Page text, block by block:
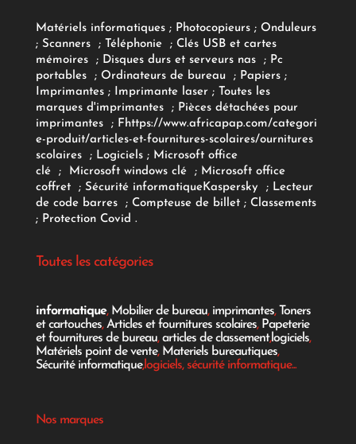
Matériels informatiques; Photocopieurs; Onduleurs
; Scanners ; Téléphonie ; Clés USB et cartes
mémoires
; Disques durs et serveurs nas ; Pc
portables
; Ordinateurs de bureau ; Papiers;
Imprimantes;Imprimante laser; Toutes les
marques d'imprimantes
; Pièces détachées pour
imprimantes
; Fhttps://www.africapap.com/categori
e-produit/articles-et-fournitures-scolaires/ournitures
scolaires; Logiciels ; Microsoft office
clé
; Microsoft windows clé; Microsoft office
coffret ; Sécurité informatiqueKaspersky ; Lecteur
de code barres
; Compteuse de billet; Classements
; Protection Covid .
Toutes les catégories
informatique, Mobilier de bureau, imprimantes, Toners
et cartouches,Articles et fournitures scolaires, Papeterie
et fournitures de bureau,articles de classement,logiciels,
Matériels point de vente, Materiels bureautiques,
Sécurité informatique,logiciels, sécurité informatique...
Nos marques